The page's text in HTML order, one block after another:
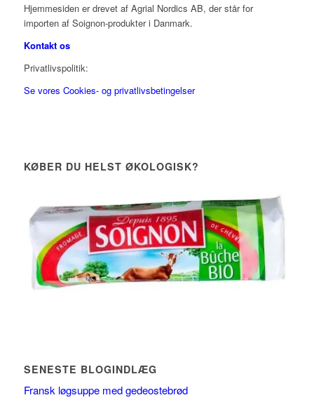
Hjemmesiden er drevet af Agrial Nordics AB, der står for
importen af Soignon-produkter i Danmark.
Kontakt os
Privatlivspolitik:
Se vores Cookies- og privatlivsbetingelser
KØBER DU HELST ØKOLOGISK?
SENESTE BLOGINDLÆG
Fransk løgsuppe med gedeostebrød